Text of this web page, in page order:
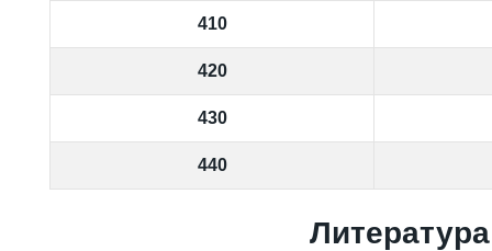
410
420
430
440
Литература